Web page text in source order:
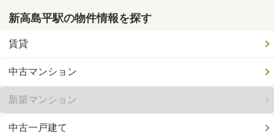
新高島平駅の物件情報を探す
賃貸
中古マンション
新築マンション
中古一戸建て